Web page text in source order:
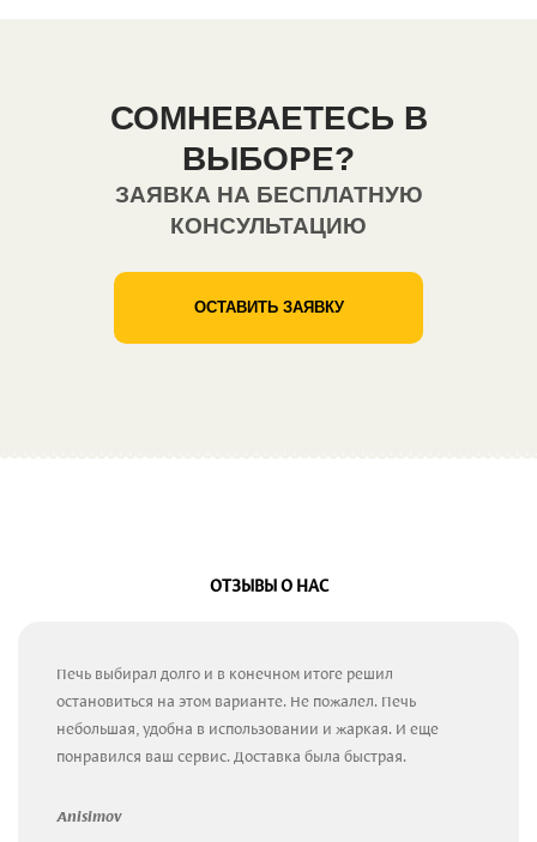
СОМНЕВАЕТЕСЬ В
ВЫБОРЕ?
ЗАЯВКА НА БЕСПЛАТНУЮ
КОНСУЛЬТАЦИЮ
ОСТАВИТЬ ЗАЯВКУ
ОТЗЫВЫ О НАС
Печь выбирал долго и в конечном итоге решил
остановиться на этом варианте. Не пожалел. Печь
небольшая, удобна в использовании и жаркая. И еще
понравился ваш сервис. Доставка была быстрая.
Anisimov